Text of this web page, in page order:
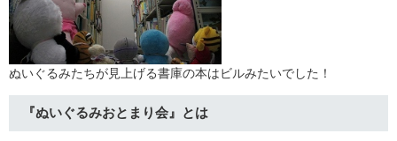
ぬいぐるみたちが見上げる書庫の本はビルみたいでした！
『ぬいぐるみおとまり会』とは